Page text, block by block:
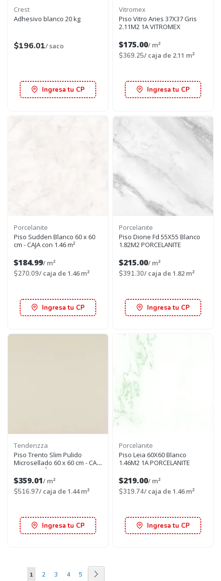
Crest
Adhesivo blanco 20 kg
$196.01/ saco
Ingresa tu CP
Vitromex
Piso Vitro Aries 37X37 Gris
2.11M2 1A VITROMEX
$175.00/ m²
$369.25/ caja de 2.11 m²
Ingresa tu CP
Porcelanite
Piso Sudden Blanco 60 x 60
cm - CAJA con 1.46 m²
$184.99/ m²
$270.09/ caja de 1.46 m²
Ingresa tu CP
Porcelanite
Piso Dione Fd 55X55 Blanco
1.82M2 PORCELANITE
$215.00/ m²
$391.30/ caja de 1.82 m²
Ingresa tu CP
Tendenzza
Piso Trento Slim Pulido
Microsellado 60 x 60 cm - CAJA
con 1.44 m²
$359.01/ m²
$516.97/ caja de 1.44 m²
Ingresa tu CP
Porcelanite
Piso Leia 60X60 Blanco
1.46M2 1A PORCELANITE
$219.00/ m²
$319.74/ caja de 1.46 m²
Ingresa tu CP
Página
Estás
1 Página
2 Página
3 Página
4 Página
5